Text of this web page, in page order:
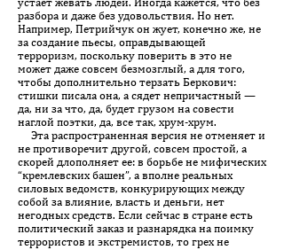
разбора и даже без удовольствия. Но нет.
Например, Петрийчук он жует, конечно же, не
за создание пьесы, оправдывающей
терроризм, поскольку поверить в это не
может даже совсем безмозглый, а для того,
чтобы дополнительно терзать Беркович:
стишки писала она, а сядет непричастный —
да, ни за что, да, будет грузом на совести
наглой поэтки, да, все так, хрум-хрум.
Эта распространенная версия не отменяет и
не противоречит другой, совсем простой, а
скорей длополняет ее: в борьбе не мифических
“кремлевских башен”, а вполне реальных
силовых ведомств, конкурирующих между
собой за влияние, власть и деньги, нет
негодных средств. Если сейчас в стране есть
политический заказ и разнарядка на поимку
террористов и экстремистов, то грех не